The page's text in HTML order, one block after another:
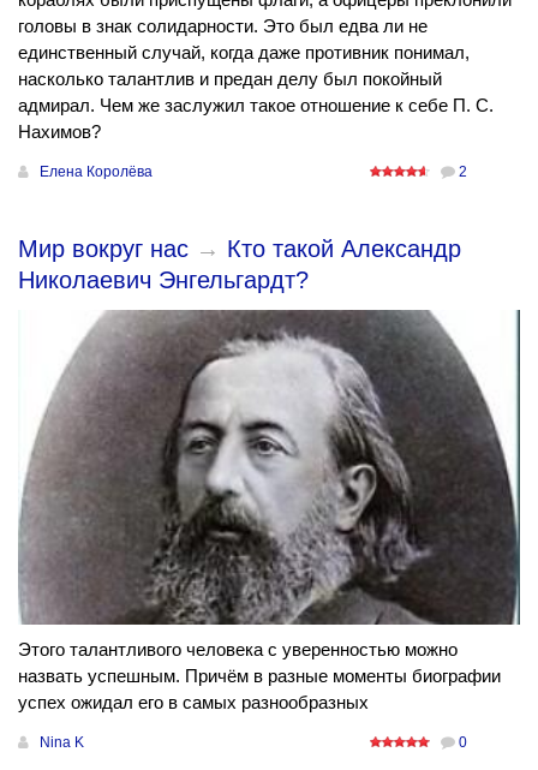
головы в знак солидарности. Это был едва ли не
единственный случай, когда даже противник понимал,
насколько талантлив и предан делу был покойный
адмирал. Чем же заслужил такое отношение к себе П. С.
Нахимов?
Елена Королёва 2
Мир вокруг нас → Кто такой Александр
Николаевич Энгельгардт?
Этого талантливого человека с уверенностью можно
назвать успешным. Причём в разные моменты биографии
успех ожидал его в самых разнообразных
Nina K 0